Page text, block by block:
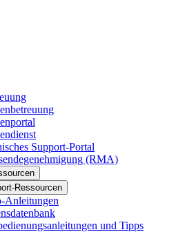
Support-Portal
(RMA)
Ressourcen
Anleitungen
und Tipps